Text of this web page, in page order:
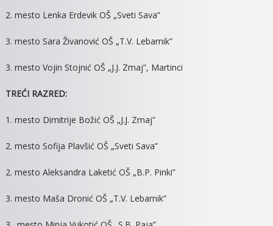
2. mesto Lenka Erdevik OŠ „Sveti Sava”
3. mesto Sara Živanović OŠ „T.V. Lebarnik”
3. mesto Vojin Stojnić OŠ „J.J. Zmaj”, Martinci
TREĆI RAZRED:
1. mesto Dimitrije Božić OŠ „J.J. Zmaj”
2. mesto Sofija Plavšić OŠ „Sveti Sava”
2. mesto Aleksandra Laketić OŠ „B.P. Pinki”
3. mesto Maša Dronić OŠ „T.V. Lebarnik”